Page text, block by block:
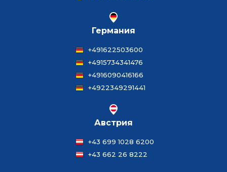
Германия
+491622503600
+4915734341476
+4916090416166
+4922349291441
Австрия
+43 699 1028 6200
+43 662 26 8222